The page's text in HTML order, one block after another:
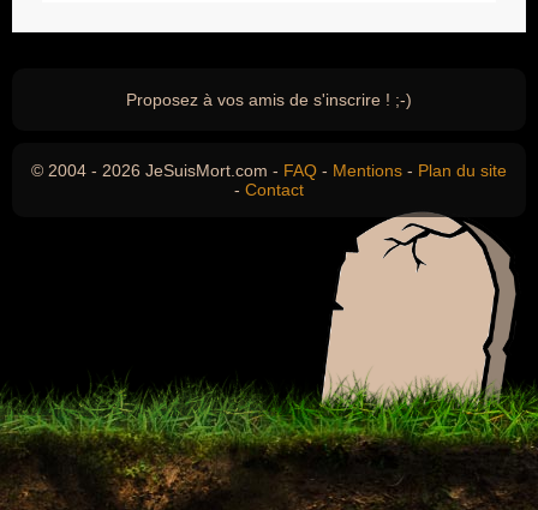
Proposez à vos amis de s'inscrire ! ;-)
© 2004 - 2026 JeSuisMort.com - FAQ - Mentions - Plan du site
- Contact